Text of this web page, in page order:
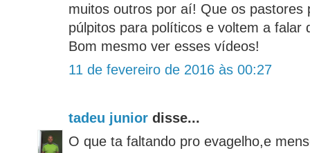
muitos outros por aí! Que os pastores
púlpitos para políticos e voltem a falar
Bom mesmo ver esses vídeos!
11 de fevereiro de 2016 às 00:27
tadeu junior disse...
O que ta faltando pro evagelho,e